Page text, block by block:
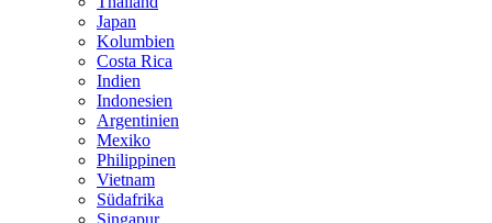
Japan
Kolumbien
Costa Rica
Indien
Indonesien
Argentinien
Mexiko
Philippinen
Vietnam
Südafrika
Singapur